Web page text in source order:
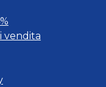
vendita